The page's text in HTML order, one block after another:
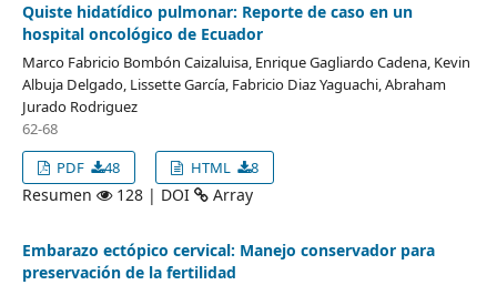
Quiste hidatídico pulmonar: Reporte de caso en un
hospital oncológico de Ecuador
Marco Fabricio Bombón Caizaluisa, Enrique Gagliardo Cadena, Kevin
Albuja Delgado, Lissette García, Fabricio Diaz Yaguachi, Abraham
Jurado Rodriguez
62-68
PDF
48 HTML 8
Resumen 128 | DOI Array
Embarazo ectópico cervical: Manejo conservador para
preservación de la fertilidad